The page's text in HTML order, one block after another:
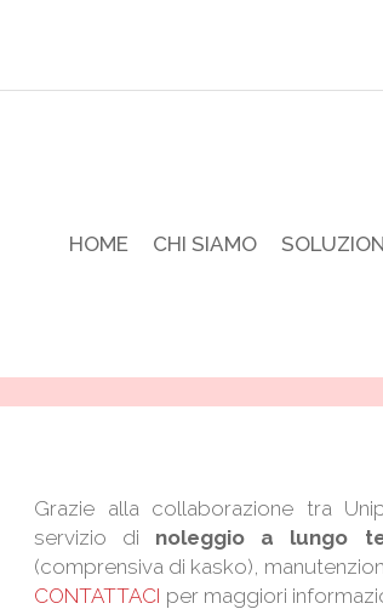
HOME CHI SIAMO
Grazie alla collaborazione tra
servizio di noleggio a lungo
(comprensiva di kasko),
CONTATTACI per maggiori